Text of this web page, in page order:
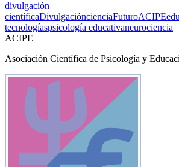
divulgación
científicaDivulgacióncienciaFuturoACIPE
tecnologíaspsicología educativaneurociencia
ACIPE
Asociación Científica de Psicología y